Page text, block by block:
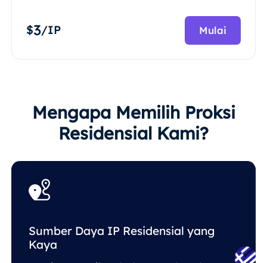
$3/IP Mulai
Mengapa Memilih Proksi
Residensial Kami?
Sumber Daya IP Residensial yang
Kaya